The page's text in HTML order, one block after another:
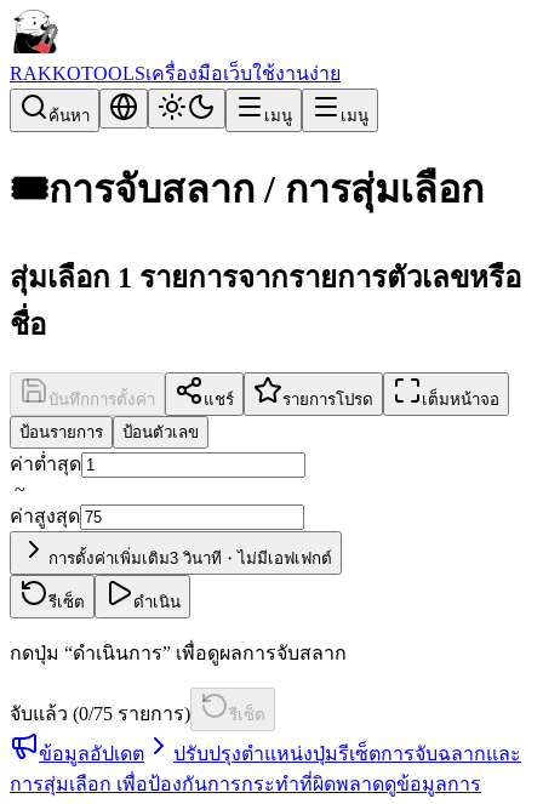
RAKKOTOOLSเครื่องมือเว็บใช้งานง่าย
ค้นหา เมนู เมนู
🎟️การจับสลาก / การสุ่มเลือก
สุ่มเลือก 1 รายการจากรายการตัวเลขหรือ
ชื่อ
บันทึกการตั้งค่า แชร์ รายการโปรด
เต็มหน้าจอ
ป้อนรายการ
ป้อนตัวเลข
ค่าต่ำสุด
~
ค่าสูงสุด
การตั้งค่าเพิ่มเติม3 วินาที・ไม่มีเอฟเฟกต์
รีเซ็ต ดำเนิน
กดปุ่ม “ดำเนินการ” เพื่อดูผลการจับสลาก
จับแล้ว (0/75 รายการ) รีเซ็ต
ข้อมูลอัปเดต
ปรับปรุงตำแหน่งปุ่มรีเซ็ตการจับฉลากและ
การสุ่มเลือก เพื่อป้องกันการกระทำที่ผิดพลาดดูข้อมูลการ